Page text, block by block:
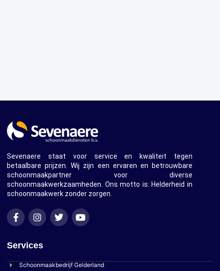
Sevenaere staat voor service en kwaliteit tegen
betaalbare prijzen. Wij zijn een ervaren en betrouwbare
schoonmaakpartner voor diverse
schoonmaakwerkzaamheden. Ons motto is: Helderheid in
schoonmaakwerk zonder zorgen.
Services
Schoonmaakbedrijf Gelderland